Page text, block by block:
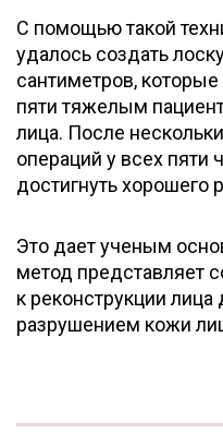
С помощью такой
удалось создать
сантиметров,
пяти тяжелым
лица. После
операций у всех пяти
достигнуть хорошего
Это дает ученым
метод представляет
к реконструкции
разрушением кожи